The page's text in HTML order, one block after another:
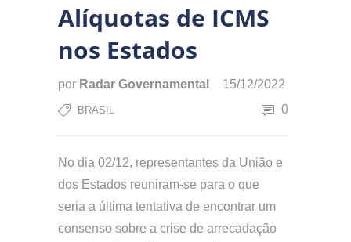
Alíquotas de ICMS
nos Estados
por Radar Governamental 15/12/2022
BRASIL 0
No dia 02/12, representantes da União e
dos Estados reuniram-se para o que
seria a última tentativa de encontrar um
consenso sobre a crise de arrecadação